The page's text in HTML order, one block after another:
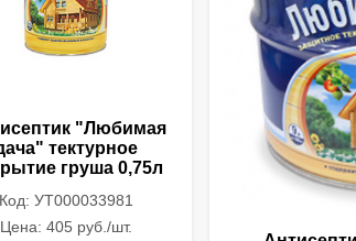
"Любимая
тектурное
груша 0,75л
Код: УТ000033981
Цена: 405 руб./шт.